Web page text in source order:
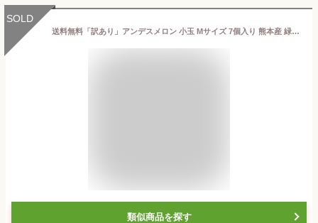
SOLD
送料無料「訳あり」アンデスメロン 小玉 Mサイズ 7個入り 熊本産 緑肉|小玉のわけありメロンです。お味は秀品と同じです
類似商品を探す